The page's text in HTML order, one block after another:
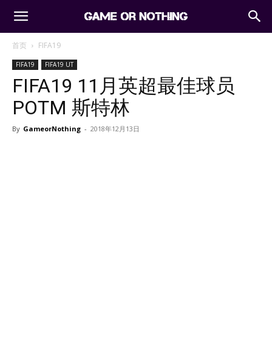
首页 FIFA19
FIFA19 FIFA19 UT
FIFA19 11月英超最佳球员
POTM 斯特林
By GameorNothing - 2018年12月13日